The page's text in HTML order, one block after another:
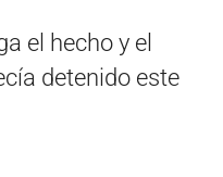
el hecho y el
detenido este